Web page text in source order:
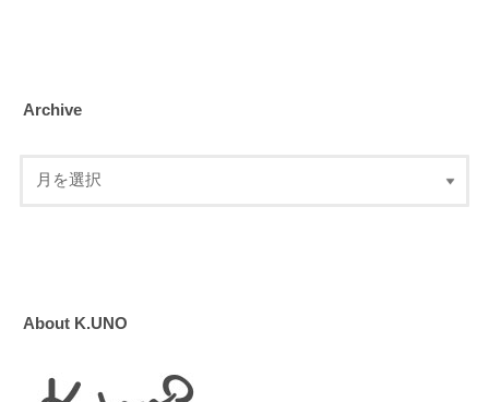
Archive
About K.UNO